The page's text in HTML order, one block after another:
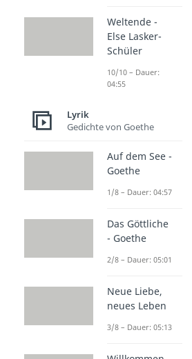
Weltende -
Else Lasker-
Schüler
10/10 – Dauer:
04:55
Lyrik
Gedichte von Goethe
Auf dem See -
Goethe
1/8 – Dauer: 04:57
Das Göttliche
- Goethe
2/8 – Dauer: 05:01
Neue Liebe,
neues Leben
3/8 – Dauer: 05:13